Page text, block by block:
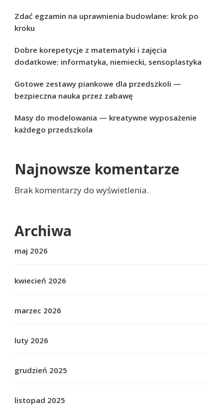
Zdać egzamin na uprawnienia budowlane: krok po
kroku
Dobre korepetycje z matematyki i zajęcia
dodatkowe: informatyka, niemiecki, sensoplastyka
Gotowe zestawy piankowe dla przedszkoli —
bezpieczna nauka przez zabawę
Masy do modelowania — kreatywne wyposażenie
każdego przedszkola
Najnowsze komentarze
Brak komentarzy do wyświetlenia.
Archiwa
maj 2026
kwiecień 2026
marzec 2026
luty 2026
grudzień 2025
listopad 2025